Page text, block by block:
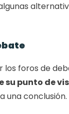
los foros de
su punto de
una conclusión.